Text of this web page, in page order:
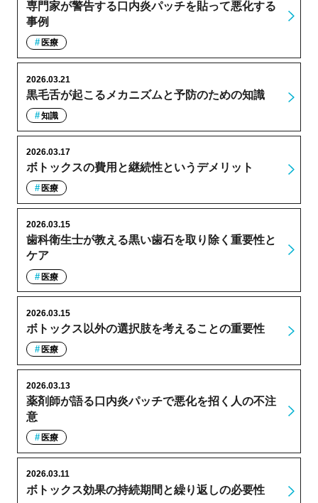
専門家が警告する口内炎パッチを貼って悪化する
事例
医療
黒毛舌が起こるメカニズムと予防のための知識
2026.03.21
知識
ボトックスの費用と継続性というデメリット
2026.03.17
医療
歯科衛生士が教える黒い歯石を取り除く重要性と
ケア
2026.03.15
医療
ボトックス以外の選択肢を考えることの重要性
2026.03.15
医療
薬剤師が語る口内炎パッチで悪化を招く人の不注
意
2026.03.13
医療
ボトックス効果の持続期間と繰り返しの必要性
2026.03.11